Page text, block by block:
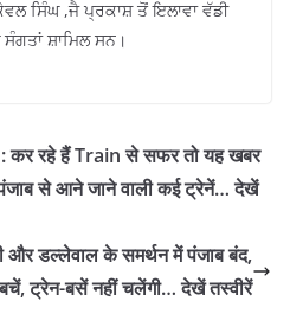
ਸਿੰਘ ,ਜੈ ਪ੍ਰਕਾਸ਼ ਤੋਂ ਇਲਾਵਾ ਵੱਡੀ
ਸੰਗਤਾਂ ਸ਼ਾਮਿਲ ਸਨ।
रहे हैं Train से सफर तो यह खबर
से आने जाने वाली कई ट्रेनें… देखें
डल्लेवाल के समर्थन में पंजाब बंद,
ट्रेन-बसें नहीं चलेंगी… देखें तस्वीरें